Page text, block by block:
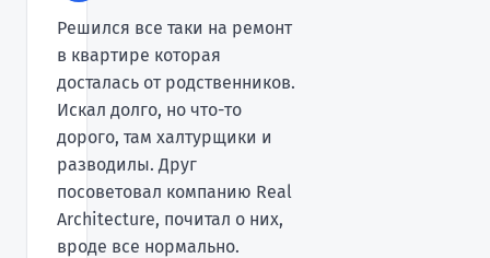
Решился все таки на ремонт
в квартире которая
досталась от родственников.
Искал долго, но что-то
дорого, там халтурщики и
разводилы. Друг
посоветовал компанию Real
Architecture, почитал о них,
вроде все нормально.